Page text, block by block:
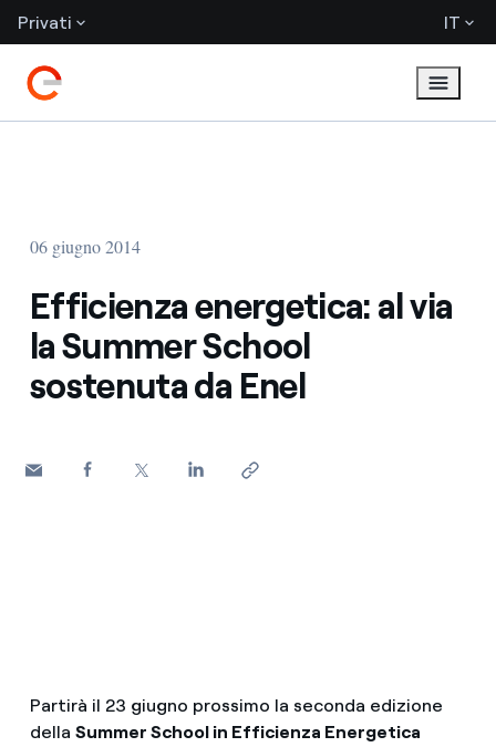
Privati IT
06 giugno 2014
Efficienza energetica: al via
la Summer School
sostenuta da Enel
Partirà il 23 giugno prossimo la seconda edizione
della Summer School in Efficienza Energetica